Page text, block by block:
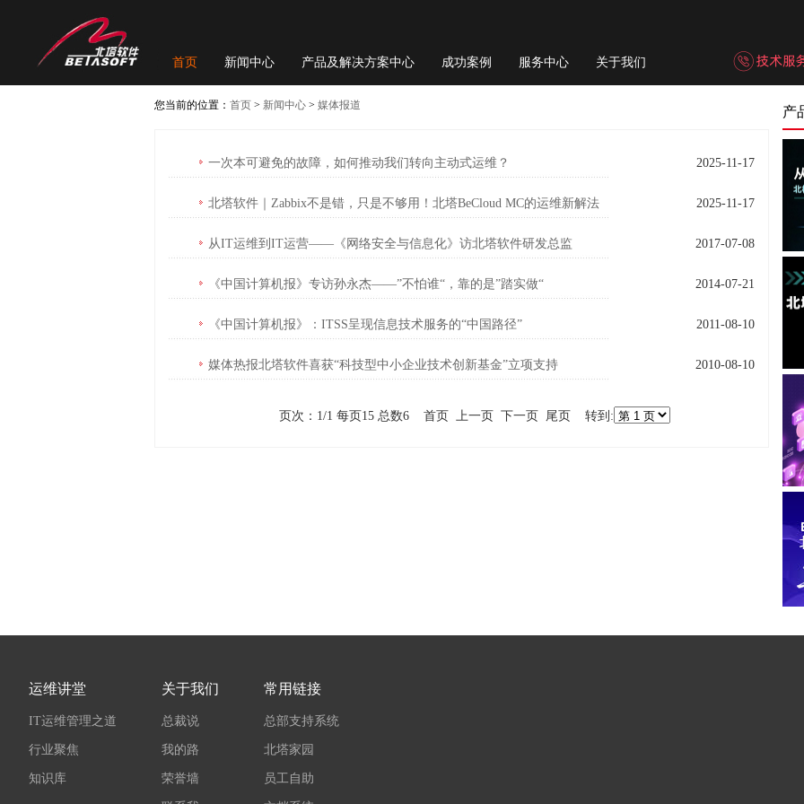
首页 新闻中心 产品及解决方案中心 成功案例 服务中心 关于我们
您当前的位置： 首页 > 新闻中心 > 媒体报道
一次本可避免的故障，如何推动我们转向主动式运维？ 2025-11-17
北塔软件｜Zabbix不是错，只是不够用！北塔BeCloud MC的运维新解法 2025-11-17
从IT运维到IT运营——《网络安全与信息化》访北塔软件研发总监 2017-07-08
《中国计算机报》专访孙永杰——”不怕谁“，靠的是”踏实做“ 2014-07-21
《中国计算机报》：ITSS呈现信息技术服务的“中国路径” 2011-08-10
媒体热报北塔软件喜获“科技型中小企业技术创新基金”立项支持 2010-08-10
页次：1/1 每页15 总数6 首页 上一页 下一页 尾页 转到:
产
运维讲堂
IT运维管理之道
行业聚焦
知识库
关于我们
总裁说
我的路
荣誉墙
常用链接
总部支持系统
北塔家园
员工自助